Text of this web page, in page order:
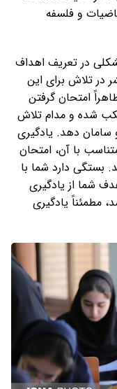
و فلسفه
در تعریف اهداف
در تلاش برای این
امتحان گرفتن
شده و مدام تلاش
سامان دهد. یادگیری
با آن، امتحان
بستگی دارد شما با
شما از یادگیری
مطمئناً یادگیری